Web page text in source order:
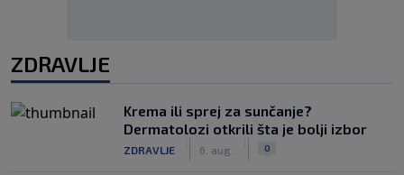
ZDRAVLJE
Krema ili sprej za sunčanje?
Dermatolozi otkrili šta je bolji izbor
ZDRAVLJE 6. aug. 0